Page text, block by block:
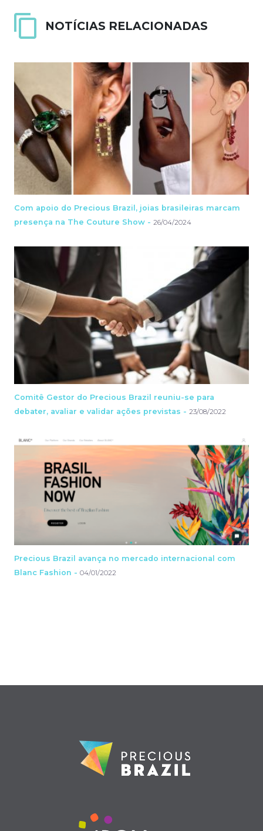
NOTÍCIAS RELACIONADAS
Com apoio do Precious Brazil, joias brasileiras marcam
presença na The Couture Show - 26/04/2024
Comitê Gestor do Precious Brazil reuniu-se para
debater, avaliar e validar ações previstas - 23/08/2022
Precious Brazil avança no mercado internacional com
Blanc Fashion - 04/01/2022